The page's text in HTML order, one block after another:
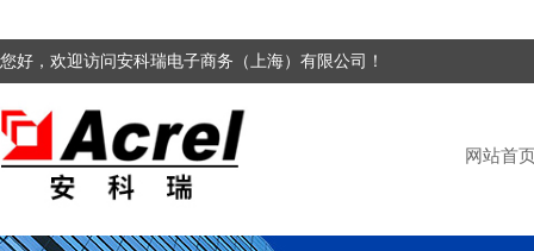
您好，欢迎访问安科瑞电子商务（上海）有限公司！
网站首